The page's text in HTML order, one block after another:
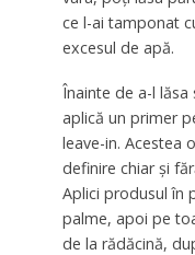
ce l-ai tamponat
excesul de apă.
Înainte de a-l lăsa
aplică un primer
leave-in. Acestea
definire chiar și
Aplici produsul în
palme, apoi pe
de la rădăcină,